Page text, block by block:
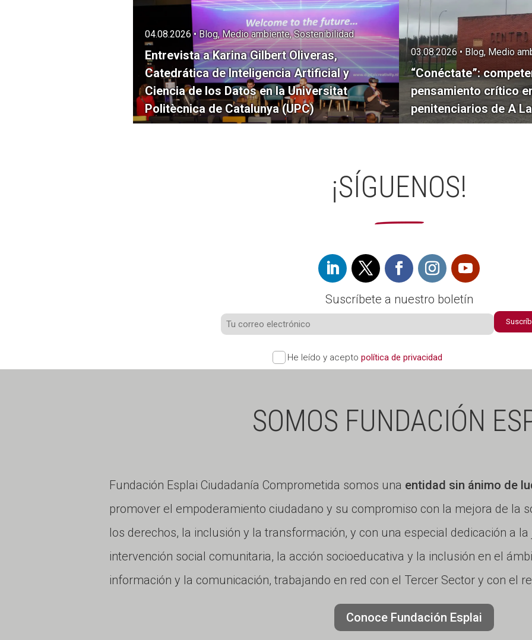
Entrevista a Karina Gilbert Oliveras,
Catedrática de Inteligencia Artificial y
Ciencia de los Datos en la Universitat
Politècnica de Catalunya (UPC)
04.08.2026 • Blog, Medio ambiente, Sostenibilidad
“Conéctate”:
pensamiento crítico
penitenciarios de A
03.08.2026 • Blog, Medio
¡SÍGUENOS!
Suscríbete a nuestro boletín
He leído y acepto política de privacidad
SOMOS FUNDACIÓN
Fundación Esplai Ciudadanía Comprometida somos una entidad sin ánimo de
promover el empoderamiento ciudadano y su compromiso con la mejora de la
los derechos, la inclusión y la transformación, y con una especial dedicación a
intervención social comunitaria, la acción socioeducativa y la inclusión en el
información y la comunicación, trabajando en red con el Tercer Sector y con el
Conoce Fundación Esplai